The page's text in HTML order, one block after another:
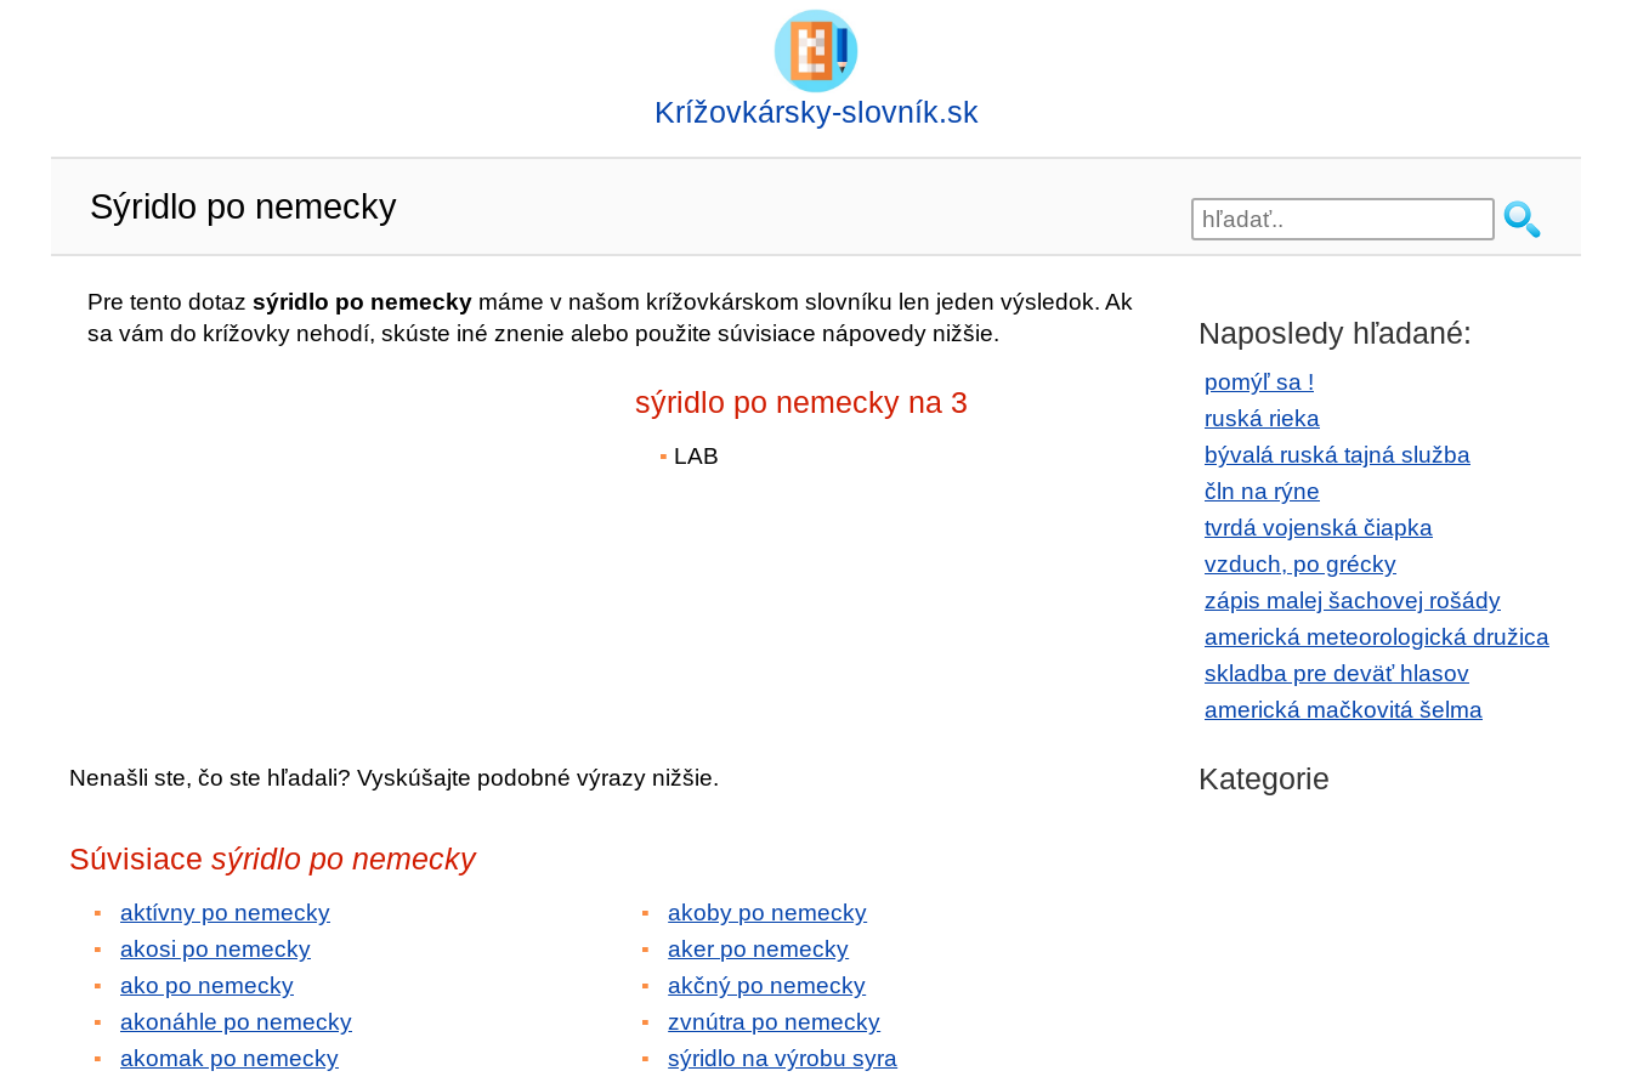
Krížovkársky-slovník.sk
Sýridlo po nemecky
Pre tento dotaz sýridlo po nemecky máme v našom krížovkárskom slovníku len jeden výsledok. Ak
sa vám do krížovky nehodí, skúste iné znenie alebo použite súvisiace nápovedy nižšie.
sýridlo po nemecky na 3
LAB
Nenašli ste, čo ste hľadali? Vyskúšajte podobné výrazy nižšie.
Súvisiace sýridlo po nemecky
aktívny po nemecky
akosi po nemecky
ako po nemecky
akonáhle po nemecky
akomak po nemecky
akoby po nemecky
aker po nemecky
akčný po nemecky
zvnútra po nemecky
sýridlo na výrobu syra
Naposledy hľadané:
pomýľ sa !
ruská rieka
bývalá ruská tajná služba
čln na rýne
tvrdá vojenská čiapka
vzduch, po grécky
zápis malej šachovej rošády
americká meteorologická družica
skladba pre deväť hlasov
americká mačkovitá šelma
Kategorie